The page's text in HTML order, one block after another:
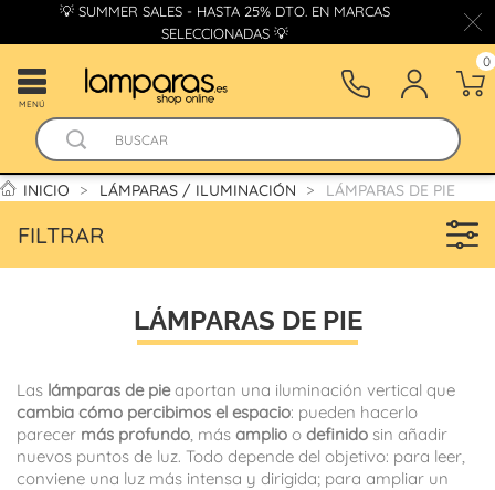
💡 SUMMER SALES - HASTA 25% DTO. EN MARCAS
SELECCIONADAS 💡
MENÚ
0
INICIO LÁMPARAS / ILUMINACIÓN LÁMPARAS DE PIE
FILTRAR
LÁMPARAS DE PIE
Las lámparas de pieaportan una iluminación vertical que
cambia cómo percibimos el espacio: pueden hacerlo
parecer más profundo, más amplio o definido sin añadir
nuevos puntos de luz. Todo depende del objetivo: para leer,
conviene una luz más intensa y dirigida; para ampliar un